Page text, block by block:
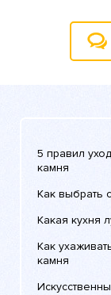
5 правил
камня
Как выбрать
Какая кухня
Как
камня